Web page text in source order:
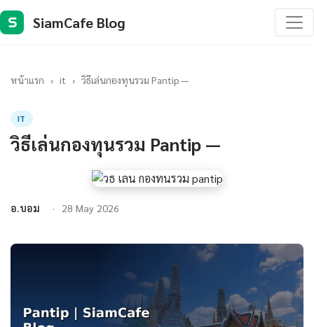
S SiamCafe Blog
หน้าแรก › it › วิธีเล่นกองทุนรวม Pantip —
IT
วิธีเล่นกองทุนรวม Pantip —
อ.บอม 28 May 2026